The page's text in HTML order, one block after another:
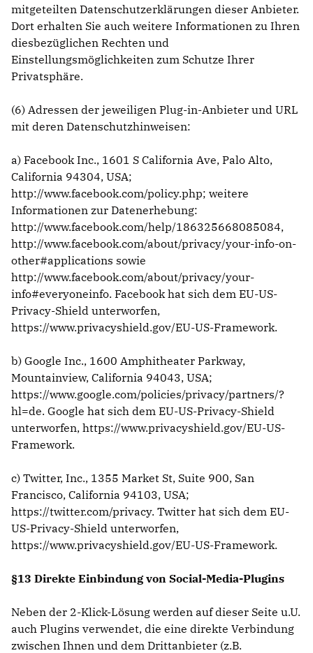
mitgeteilten Datenschutzerklärungen dieser Anbieter.
Dort erhalten Sie auch weitere Informationen zu Ihren
diesbezüglichen Rechten und
Einstellungsmöglichkeiten zum Schutze Ihrer
Privatsphäre.
(6) Adressen der jeweiligen Plug-in-Anbieter und URL
mit deren Datenschutzhinweisen:
a) Facebook Inc., 1601 S California Ave, Palo Alto,
California 94304, USA;
http://www.facebook.com/policy.php; weitere
Informationen zur Datenerhebung:
http://www.facebook.com/help/186325668085084,
http://www.facebook.com/about/privacy/your-info-on-
other#applications sowie
http://www.facebook.com/about/privacy/your-
info#everyoneinfo. Facebook hat sich dem EU-US-
Privacy-Shield unterworfen,
https://www.privacyshield.gov/EU-US-Framework.
b) Google Inc., 1600 Amphitheater Parkway,
Mountainview, California 94043, USA;
https://www.google.com/policies/privacy/partners/?
hl=de. Google hat sich dem EU-US-Privacy-Shield
unterworfen, https://www.privacyshield.gov/EU-US-
Framework.
c) Twitter, Inc., 1355 Market St, Suite 900, San
Francisco, California 94103, USA;
https://twitter.com/privacy. Twitter hat sich dem EU-
US-Privacy-Shield unterworfen,
https://www.privacyshield.gov/EU-US-Framework.
§13 Direkte Einbindung von Social-Media-Plugins
Neben der 2-Klick-Lösung werden auf dieser Seite u.U.
auch Plugins verwendet, die eine direkte Verbindung
zwischen Ihnen und dem Drittanbieter (z.B.